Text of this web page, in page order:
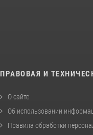
ПРАВОВАЯ И
О сайте
Об использовании
Правила обработки